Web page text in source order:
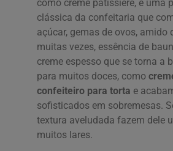
como crème pâtissière, é uma
clássica da confeitaria que
açúcar, gemas de ovos, amido
muitas vezes, essência de
creme espesso que se torna a
para muitos doces, como
confeiteiro para torta e
sofisticados em sobremesas.
textura aveludada fazem dele
muitos lares.